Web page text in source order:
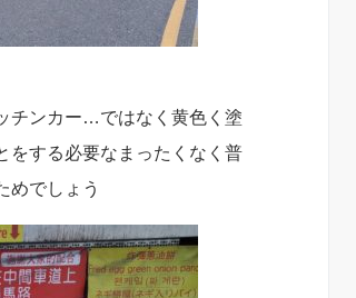
チンカー…ではなく黄色く塗
をする必要なまったくなく普
めでしょう